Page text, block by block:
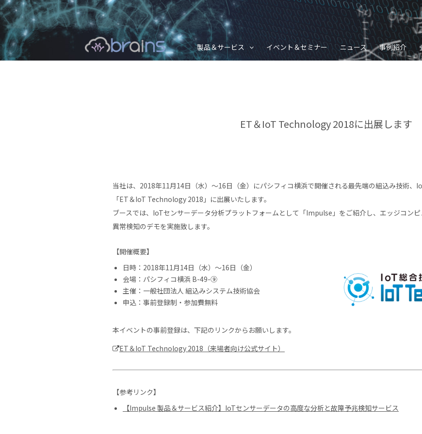
製品＆サービス イベント＆セミナー ニュース 事例紹介
ET＆IoT Technology 2018に出展します
当社は、2018年11月14日（水）〜16日（金）にパシフィコ横浜で開催される最先端の組込み技術、
「ET＆IoT Technology 2018」に出展いたします。
ブースでは、IoTセンサーデータ分析プラットフォームとして「Impulse」をご紹介し、エッジコン
異常検知のデモを実施致します。
【開催概要】
日時：2018年11月14日（水）〜16日（金）
会場：パシフィコ横浜 B-49-⑨
主催：一般社団法人 組込みシステム技術協会
申込：事前登録制・参加費無料
本イベントの事前登録は、下記のリンクからお願いします。
ET＆IoT Technology 2018（来場者向け公式サイト）
【参考リンク】
【Impulse 製品＆サービス紹介】IoTセンサーデータの高度な分析と故障予兆検知サービス